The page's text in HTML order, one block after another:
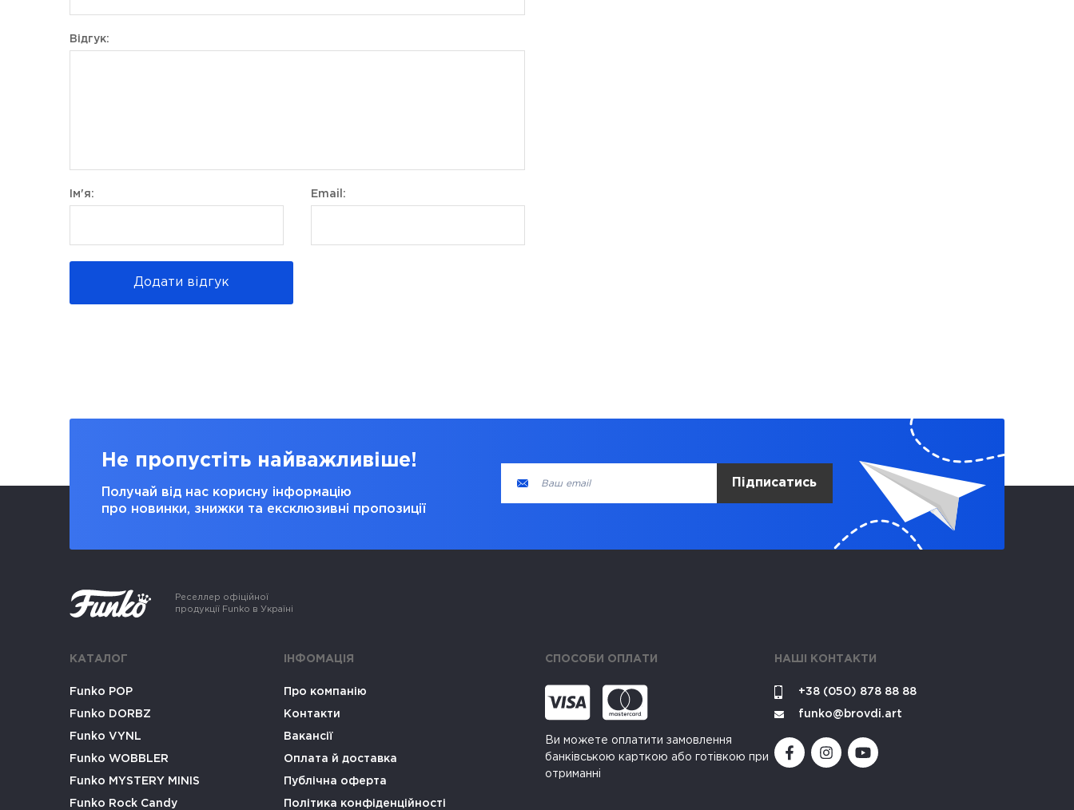
Відгук:
Ім'я: Email:
Додати відгук
Не пропустіть найважливіше!
Получай від нас корисну інформацію
про новинки, знижки та ексклюзивні пропозиції
Підписатись
Реселлер офіційної
продукції Funko в Україні
КАТАЛОГ
Funko POP
Funko DORBZ
Funko VYNL
Funko WOBBLER
Funko MYSTERY MINIS
Funko Rock Candy
ІНФОМАЦІЯ
Про компанію
Контакти
Вакансії
Оплата й доставка
Публічна оферта
Політика конфіденційності
СПОСОБИ ОПЛАТИ
Ви можете оплатити замовлення
банківською карткою або готівкою при
отриманні
НАШІ КОНТАКТИ
+38 (050) 878 88 88
funko@brovdi.art